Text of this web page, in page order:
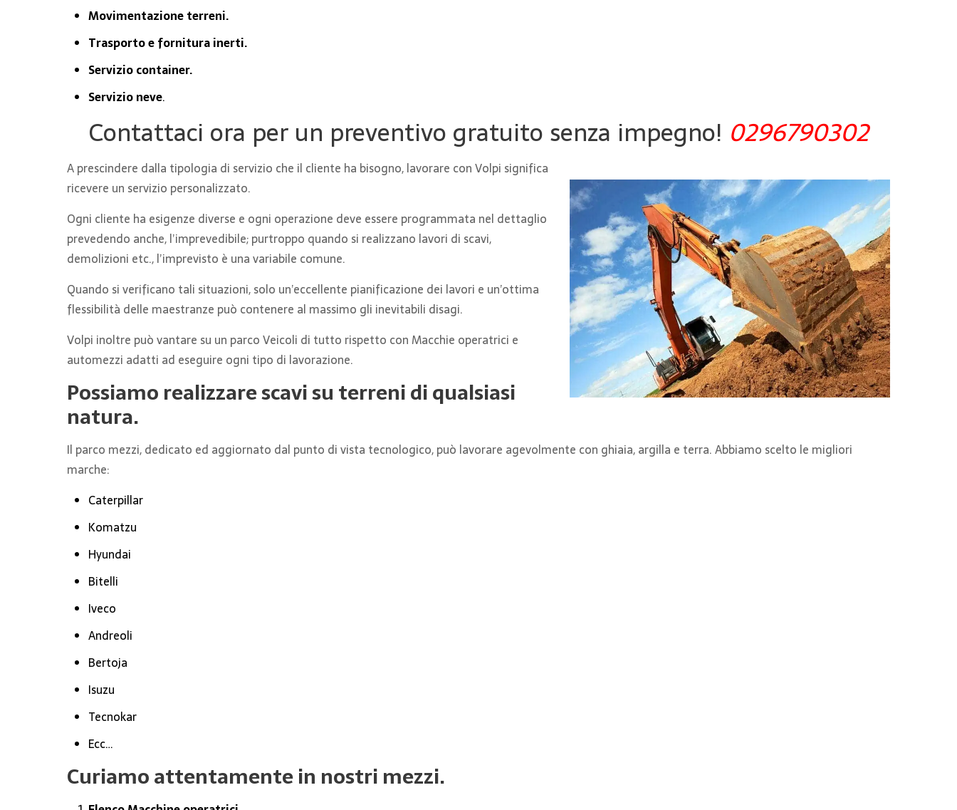
Movimentazione terreni.
Trasporto e fornitura inerti.
Servizio container.
Servizio neve.
Contattaci ora per un preventivo gratuito senza impegno! 0296790302
A prescindere dalla tipologia di servizio che il cliente ha bisogno, lavorare con Volpi significa
ricevere un servizio personalizzato.
Ogni cliente ha esigenze diverse e ogni operazione deve essere programmata nel dettaglio
prevedendo anche, l’imprevedibile; purtroppo quando si realizzano lavori di scavi,
demolizioni etc., l’imprevisto è una variabile comune.
Quando si verificano tali situazioni, solo un’eccellente pianificazione dei lavori e un’ottima
flessibilità delle maestranze può contenere al massimo gli inevitabili disagi.
Volpi inoltre può vantare su un parco Veicoli di tutto rispetto con Macchie operatrici e
automezzi adatti ad eseguire ogni tipo di lavorazione.
Possiamo realizzare scavi su terreni di qualsiasi
natura.
Il parco mezzi, dedicato ed aggiornato dal punto di vista tecnologico, può lavorare agevolmente con ghiaia, argilla e terra. Abbiamo scelto le migliori
marche:
Caterpillar
Komatzu
Hyundai
Bitelli
Iveco
Andreoli
Bertoja
Isuzu
Tecnokar
Ecc…
Curiamo attentamente in nostri mezzi.